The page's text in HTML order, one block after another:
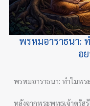
พรหมอาราธนา:
อ
พรหมอาราธนา: ทำไมพร
หลังจากพระพุทธเจ้าตรัส